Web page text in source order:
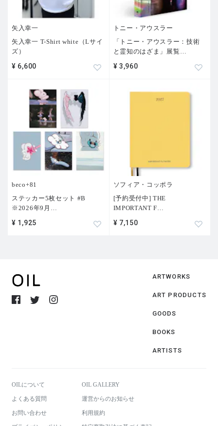
矢入幸一
矢入幸一 T-Shirt white（Lサイ
ズ）
¥ 6,600
トニー・アウスラー
「トニー・アウスラー：技術
と霊知のはざま」展覧
¥ 3,960
beco+81
ステッカー5枚セット #B
※2026年9月 …
¥ 1,925
ソフィア・コッポラ
[予約受付中] THE
IMPORTANT F…
¥ 7,150
ARTWORKS
ART PRODUCTS
GOODS
BOOKS
ARTISTS
OILについて OIL GALLERY
よくある質問 運営からのお知らせ
お問い合わせ 利用規約